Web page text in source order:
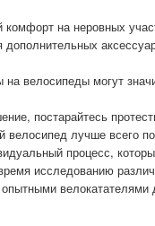
на неровных
дополнительных
велосипеды могут
постарайтесь
велосипед лучше всего
процесс,
исследованию